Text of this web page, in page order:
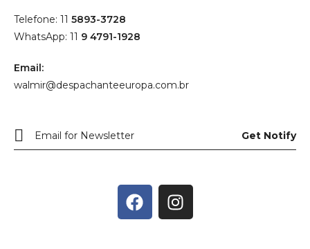
Telefone: 11 5893-3728
WhatsApp: 11 9 4791-1928
Email:
walmir@despachanteeuropa.com.br
Get Notify